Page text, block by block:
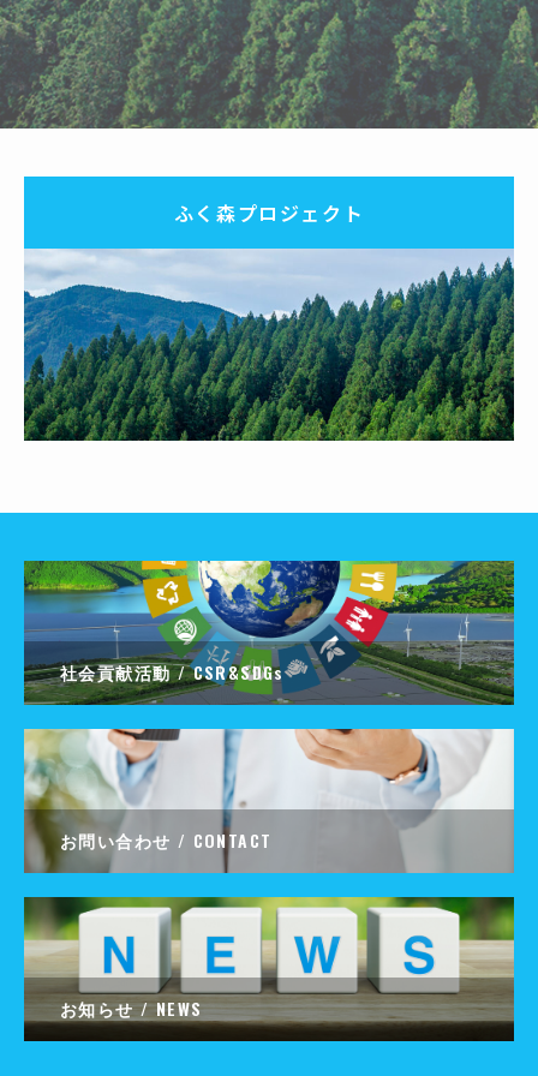
ふく森プロジェクト
社会貢献活動 / CSR&SDGs
お問い合わせ / CONTACT
お知らせ / NEWS